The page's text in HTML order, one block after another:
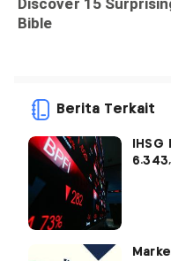
Berita Terkait